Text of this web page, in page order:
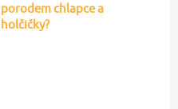
porodem chlapce a
holčičky?